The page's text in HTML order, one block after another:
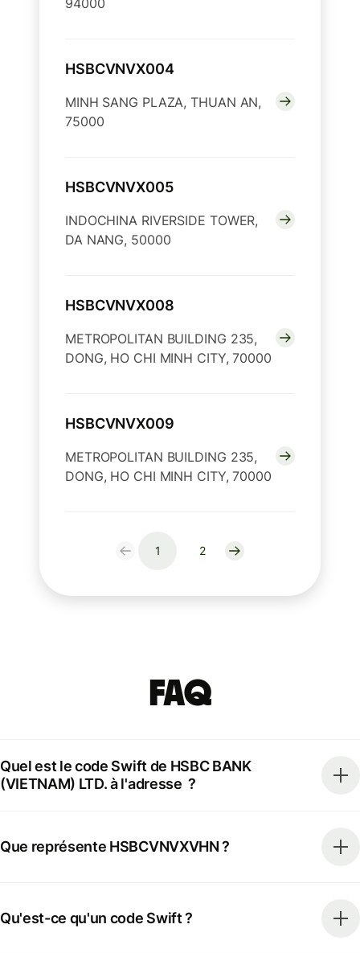
94000
HSBCVNVX004
MINH SANG PLAZA, THUAN AN,
75000
HSBCVNVX005
INDOCHINA RIVERSIDE TOWER,
DA NANG, 50000
HSBCVNVX008
METROPOLITAN BUILDING 235,
DONG, HO CHI MINH CITY, 70000
HSBCVNVX009
METROPOLITAN BUILDING 235,
DONG, HO CHI MINH CITY, 70000
1 2
FAQ
Quel est le code Swift de HSBC BANK
(VIETNAM) LTD. à l'adresse ?
Que représente HSBCVNVXVHN ?
Qu'est-ce qu'un code Swift ?